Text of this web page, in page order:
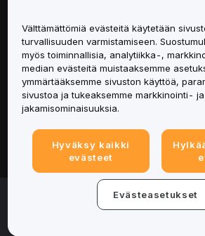
Palvelut
Tuki
Tuotteet
Lakiasiat
© 2025-2026 Bybit.eu. All rights
Välttämättömiä evästeitä käytetään
turvallisuuden varmistamiseen.
myös toiminnallisia, analytiikka-,
median evästeitä muistaaksemme
ymmärtääksemme sivuston käyttöä,
sivustoa ja tukeaksemme markkinointi- ja
jakamisominaisuuksia.
Hyväksy kaikki
evästeet
Evästeasetukset